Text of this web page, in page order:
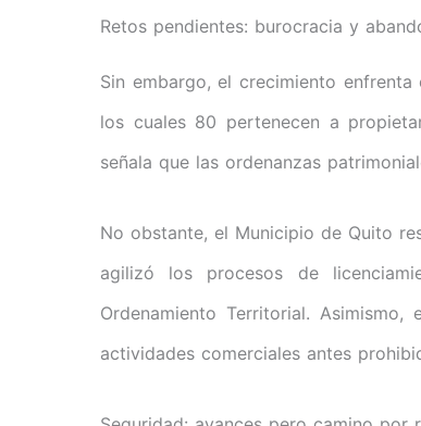
Retos pendientes: burocracia y
Sin embargo, el crecimiento
los cuales 80 pertenecen a
señala que las ordenanzas
No obstante, el Municipio de Quito
agilizó los procesos de
Ordenamiento Territorial.
actividades comerciales antes